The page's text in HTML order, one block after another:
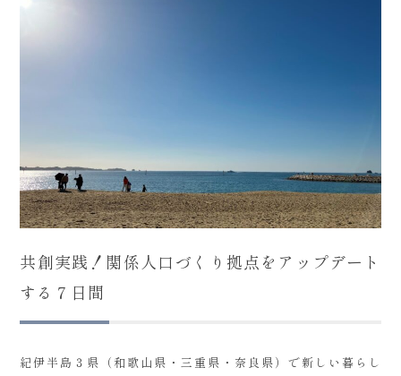
共創実践！関係人口づくり拠点をアップデート
する７日間
紀伊半島３県（和歌山県・三重県・奈良県）で新しい暮らし